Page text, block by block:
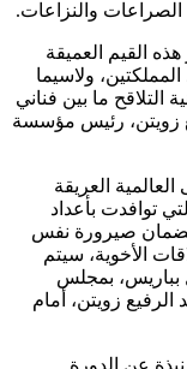
الصراعات والنزاعات.
القيم العميقة
المملكتين، ولاسيما
ما بين فناني
زويتن، رئيس مؤسسة
الموسيقى العالمية العريقة
توافدت بأعداد
صيرورة نفس
الأخوية، سيتم
بباريس، بمجلس
زويتن، أمام
عن الدورة